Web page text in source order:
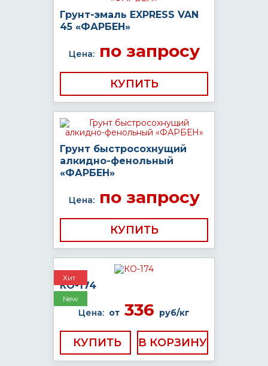
Грунт-эмаль EXPRESS VAN
45 «ФАРБЕН»
Цена:по запросу
КУПИТЬ
Грунт быстросохнущий
алкидно-фенольный
«ФАРБЕН»
Цена:по запросу
КУПИТЬ
Хит
New
КО-174
Цена: от 336 руб/кг
КУПИТЬ